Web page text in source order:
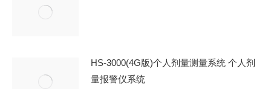
HS-3000(4G版)个人剂量测量系统 个人剂
量报警仪系统